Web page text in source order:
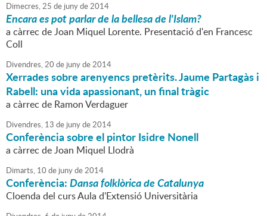
Dimecres,25 de junyde2014
Encara es pot parlar de la bellesa de l'Islam?
a càrrec de Joan Miquel Lorente. Presentació d'en Francesc
Coll
Divendres,20 de junyde2014
Xerrades sobre arenyencs pretèrits. Jaume Partagàs i
Rabell: una vida apassionant, un final tràgic
a càrrec de Ramon Verdaguer
Divendres, 13 de junyde2014
Conferència sobre el pintor Isidre Nonell
a càrrec de Joan Miquel Llodrà
Dimarts, 10 de junyde2014
Conferència:Dansa folklòrica de Catalunya
Cloenda del curs Aula d'Extensió Universitària